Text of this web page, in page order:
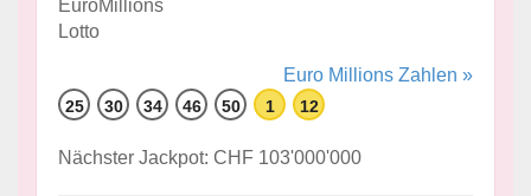
Euro Millions Zahlen »
25 30 34 46 50 1 12
Nächster Jackpot: CHF 103'000'000